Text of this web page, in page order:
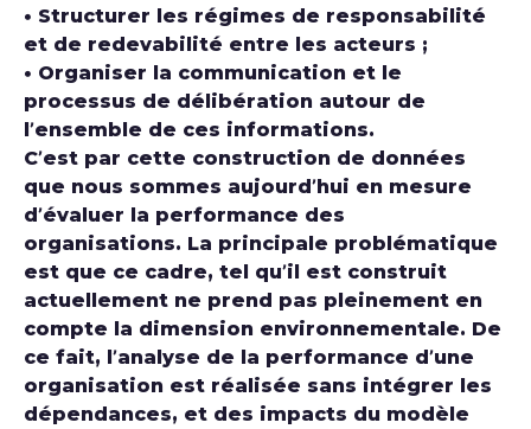
• Structurer les régimes de responsabilité
et de redevabilité entre les acteurs ;
• Organiser la communication et le
processus de délibération autour de
l’ensemble de ces informations.
C’est par cette construction de données
que nous sommes aujourd’hui en mesure
d’évaluer la performance des
organisations. La principale problématique
est que ce cadre, tel qu’il est construit
actuellement ne prend pas pleinement en
compte la dimension environnementale. De
ce fait, l’analyse de la performance d’une
organisation est réalisée sans intégrer les
dépendances, et des impacts du modèle